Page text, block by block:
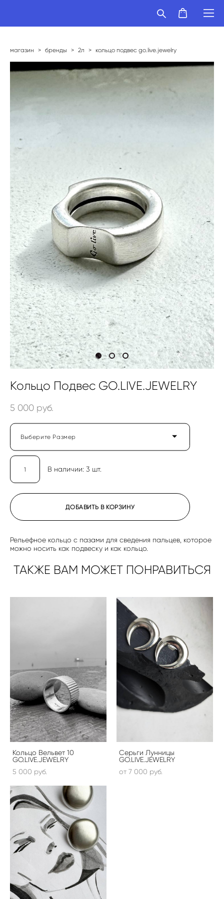
магазин > бренды > 2л > кольцо подвес go.live.jewelry
Кольцо Подвес GO.LIVE.JEWELRY
5 000 pуб.
Выберите Размер
В наличии: 3 шт.
ДОБАВИТЬ В КОРЗИНУ
Рельефное кольцо с пазами для сведения пальцев, которое
можно носить как подвеску и как кольцо.
ТАКЖЕ ВАМ МОЖЕТ ПОНРАВИТЬСЯ
Кольцо Вельвет 10
GO.LIVE.JEWELRY
5 000 pуб.
Серьги Лунницы
GO.LIVE.JEWELRY
от 7 000 pуб.